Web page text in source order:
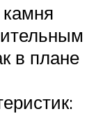
камня
в плане